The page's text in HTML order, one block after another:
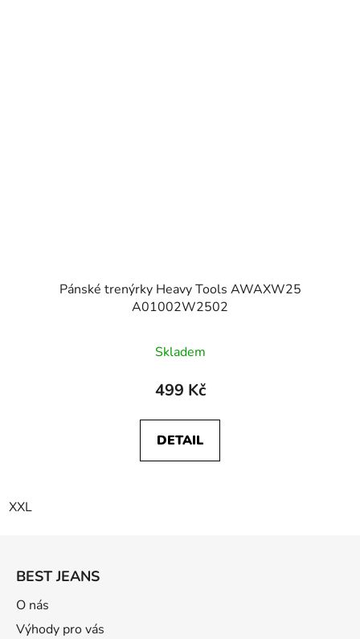
Pánské trenýrky Heavy Tools AWAXW25
A01002W2502
Skladem
499 Kč
DETAIL
XXL
BEST JEANS
O nás
Výhody pro vás